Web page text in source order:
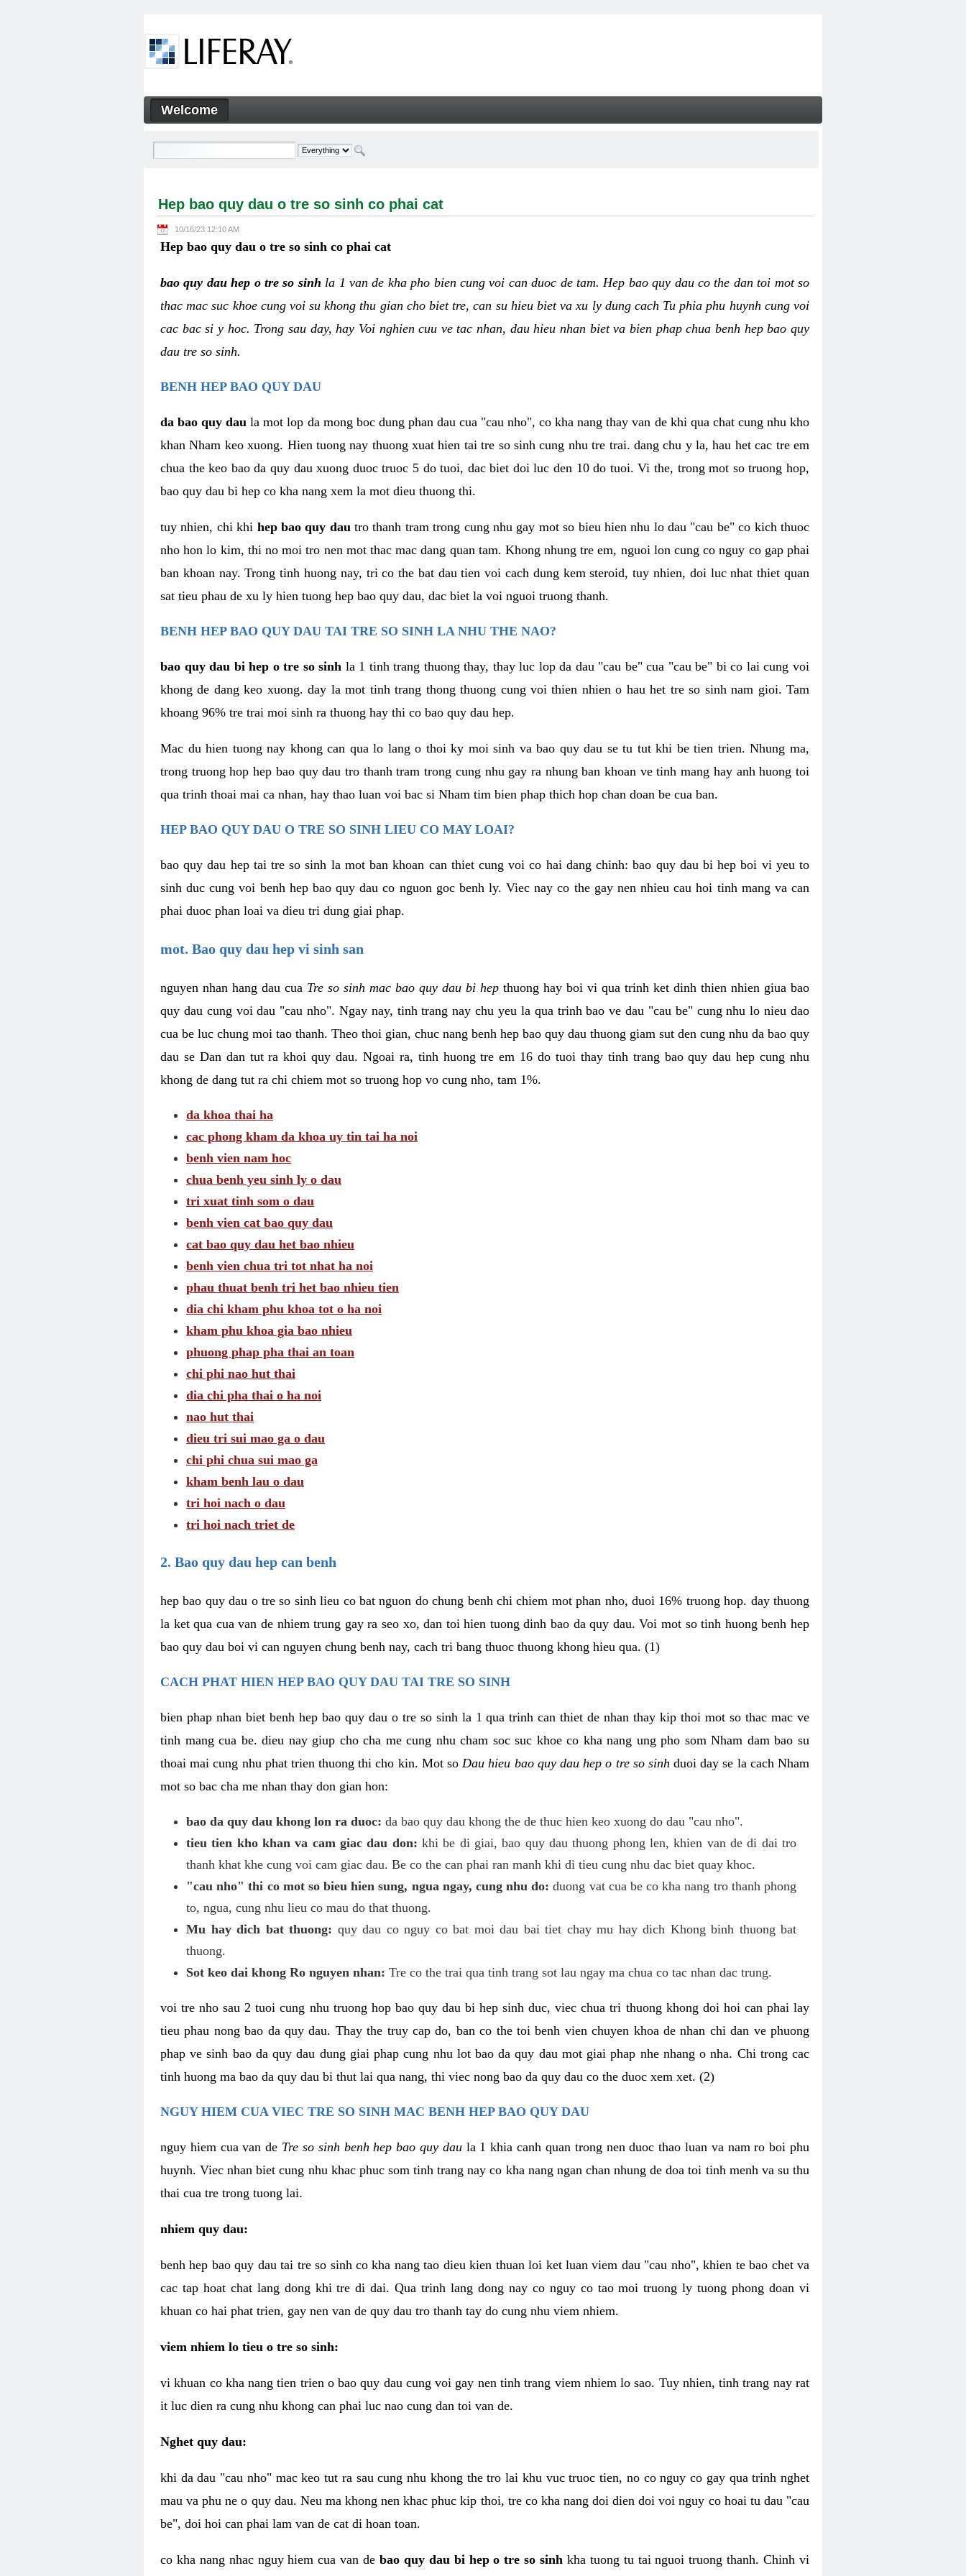
Hep bao quy dau o tre so sinh co phai cat - Welcome
Navigation
Welcome
Hep bao quy dau o tre so sinh co phai cat
10/16/23 12:10 AM
Hep bao quy dau o tre so sinh co phai cat
bao quy dau hep o tre so sinh la 1 van de kha pho bien cung voi can duoc de tam. Hep bao quy dau co the dan toi mot so
thac mac suc khoe cung voi su khong thu gian cho biet tre, can su hieu biet va xu ly dung cach Tu phia phu huynh cung voi
cac bac si y hoc. Trong sau day, hay Voi nghien cuu ve tac nhan, dau hieu nhan biet va bien phap chua benh hep bao quy
dau tre so sinh.
BENH HEP BAO QUY DAU
da bao quy dau la mot lop da mong boc dung phan dau cua "cau nho", co kha nang thay van de khi qua chat cung nhu kho
khan Nham keo xuong. Hien tuong nay thuong xuat hien tai tre so sinh cung nhu tre trai. dang chu y la, hau het cac tre em
chua the keo bao da quy dau xuong duoc truoc 5 do tuoi, dac biet doi luc den 10 do tuoi. Vi the, trong mot so truong hop,
bao quy dau bi hep co kha nang xem la mot dieu thuong thi.
tuy nhien, chi khi hep bao quy dau tro thanh tram trong cung nhu gay mot so bieu hien nhu lo dau "cau be" co kich thuoc
nho hon lo kim, thi no moi tro nen mot thac mac dang quan tam. Khong nhung tre em, nguoi lon cung co nguy co gap phai
ban khoan nay. Trong tinh huong nay, tri co the bat dau tien voi cach dung kem steroid, tuy nhien, doi luc nhat thiet quan
sat tieu phau de xu ly hien tuong hep bao quy dau, dac biet la voi nguoi truong thanh.
BENH HEP BAO QUY DAU TAI TRE SO SINH LA NHU THE NAO?
bao quy dau bi hep o tre so sinh la 1 tinh trang thuong thay, thay luc lop da dau "cau be" cua "cau be" bi co lai cung voi
khong de dang keo xuong. day la mot tinh trang thong thuong cung voi thien nhien o hau het tre so sinh nam gioi. Tam
khoang 96% tre trai moi sinh ra thuong hay thi co bao quy dau hep.
Mac du hien tuong nay khong can qua lo lang o thoi ky moi sinh va bao quy dau se tu tut khi be tien trien. Nhung ma,
trong truong hop hep bao quy dau tro thanh tram trong cung nhu gay ra nhung ban khoan ve tinh mang hay anh huong toi
qua trinh thoai mai ca nhan, hay thao luan voi bac si Nham tim bien phap thich hop chan doan be cua ban.
HEP BAO QUY DAU O TRE SO SINH LIEU CO MAY LOAI?
bao quy dau hep tai tre so sinh la mot ban khoan can thiet cung voi co hai dang chinh: bao quy dau bi hep boi vi yeu to
sinh duc cung voi benh hep bao quy dau co nguon goc benh ly. Viec nay co the gay nen nhieu cau hoi tinh mang va can
phai duoc phan loai va dieu tri dung giai phap.
mot. Bao quy dau hep vi sinh san
nguyen nhan hang dau cua Tre so sinh mac bao quy dau bi hep thuong hay boi vi qua trinh ket dinh thien nhien giua bao
quy dau cung voi dau "cau nho". Ngay nay, tinh trang nay chu yeu la qua trinh bao ve dau "cau be" cung nhu lo nieu dao
cua be luc chung moi tao thanh. Theo thoi gian, chuc nang benh hep bao quy dau thuong giam sut den cung nhu da bao quy
dau se Dan dan tut ra khoi quy dau. Ngoai ra, tinh huong tre em 16 do tuoi thay tinh trang bao quy dau hep cung nhu
khong de dang tut ra chi chiem mot so truong hop vo cung nho, tam 1%.
da khoa thai ha
cac phong kham da khoa uy tin tai ha noi
benh vien nam hoc
chua benh yeu sinh ly o dau
tri xuat tinh som o dau
benh vien cat bao quy dau
cat bao quy dau het bao nhieu
benh vien chua tri tot nhat ha noi
phau thuat benh tri het bao nhieu tien
dia chi kham phu khoa tot o ha noi
kham phu khoa gia bao nhieu
phuong phap pha thai an toan
chi phi nao hut thai
dia chi pha thai o ha noi
nao hut thai
dieu tri sui mao ga o dau
chi phi chua sui mao ga
kham benh lau o dau
tri hoi nach o dau
tri hoi nach triet de
2. Bao quy dau hep can benh
hep bao quy dau o tre so sinh lieu co bat nguon do chung benh chi chiem mot phan nho, duoi 16% truong hop. day thuong
la ket qua cua van de nhiem trung gay ra seo xo, dan toi hien tuong dinh bao da quy dau. Voi mot so tinh huong benh hep
bao quy dau boi vi can nguyen chung benh nay, cach tri bang thuoc thuong khong hieu qua. (1)
CACH PHAT HIEN HEP BAO QUY DAU TAI TRE SO SINH
bien phap nhan biet benh hep bao quy dau o tre so sinh la 1 qua trinh can thiet de nhan thay kip thoi mot so thac mac ve
tinh mang cua be. dieu nay giup cho cha me cung nhu cham soc suc khoe co kha nang ung pho som Nham dam bao su
thoai mai cung nhu phat trien thuong thi cho kin. Mot so Dau hieu bao quy dau hep o tre so sinhduoi day se la cach Nham
mot so bac cha me nhan thay don gian hon:
bao da quy dau khong lon ra duoc: da bao quy dau khong the de thuc hien keo xuong do dau "cau nho".
tieu tien kho khan va cam giac dau don: khi be di giai, bao quy dau thuong phong len, khien van de di dai tro
thanh khat khe cung voi cam giac dau. Be co the can phai ran manh khi di tieu cung nhu dac biet quay khoc.
"cau nho" thi co mot so bieu hien sung, ngua ngay, cung nhu do: duong vat cua be co kha nang tro thanh phong
to, ngua, cung nhu lieu co mau do that thuong.
Mu hay dich bat thuong: quy dau co nguy co bat moi dau bai tiet chay mu hay dich Khong binh thuong bat
thuong.
Sot keo dai khong Ro nguyen nhan: Tre co the trai qua tinh trang sot lau ngay ma chua co tac nhan dac trung.
voi tre nho sau 2 tuoi cung nhu truong hop bao quy dau bi hep sinh duc, viec chua tri thuong khong doi hoi can phai lay
tieu phau nong bao da quy dau. Thay the truy cap do, ban co the toi benh vien chuyen khoa de nhan chi dan ve phuong
phap ve sinh bao da quy dau dung giai phap cung nhu lot bao da quy dau mot giai phap nhe nhang o nha. Chi trong cac
tinh huong ma bao da quy dau bi thut lai qua nang, thi viec nong bao da quy dau co the duoc xem xet. (2)
NGUY HIEM CUA VIEC TRE SO SINH MAC BENH HEP BAO QUY DAU
nguy hiem cua van de Tre so sinh benh hep bao quy daula 1 khia canh quan trong nen duoc thao luan va nam ro boi phu
huynh. Viec nhan biet cung nhu khac phuc som tinh trang nay co kha nang ngan chan nhung de doa toi tinh menh va su thu
thai cua tre trong tuong lai.
nhiem quy dau:
benh hep bao quy dau tai tre so sinh co kha nang tao dieu kien thuan loi ket luan viem dau "cau nho", khien te bao chet va
cac tap hoat chat lang dong khi tre di dai. Qua trinh lang dong nay co nguy co tao moi truong ly tuong phong doan vi
khuan co hai phat trien, gay nen van de quy dau tro thanh tay do cung nhu viem nhiem.
viem nhiem lo tieu o tre so sinh:
vi khuan co kha nang tien trien o bao quy dau cung voi gay nen tinh trang viem nhiem lo sao. Tuy nhien, tinh trang nay rat
it luc dien ra cung nhu khong can phai luc nao cung dan toi van de.
Nghet quy dau:
khi da dau "cau nho" mac keo tut ra sau cung nhu khong the tro lai khu vuc truoc tien, no co nguy co gay qua trinh nghet
mau va phu ne o quy dau. Neu ma khong nen khac phuc kip thoi, tre co kha nang doi dien doi voi nguy co hoai tu dau "cau
be", doi hoi can phai lam van de cat di hoan toan.
co kha nang nhac nguy hiem cua van de bao quy dau bi hep o tre so sinh kha tuong tu tai nguoi truong thanh. Chinh vi